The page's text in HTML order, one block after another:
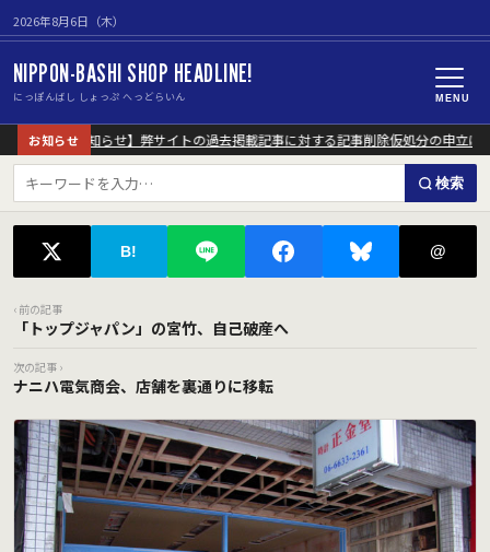
2026年8月6日（木）
NIPPON-BASHI SHOP HEADLINE!
にっぽんばし しょっぷ へっどらいん MENU
お知らせ
【重要なお知らせ】弊サイトの過去掲載記事に対する記事削除仮処分の申立につ
検索
B! @
‹ 前の記事
「トップジャパン」の宮竹、自己破産へ
次の記事 ›
ナニハ電気商会、店舗を裏通りに移転